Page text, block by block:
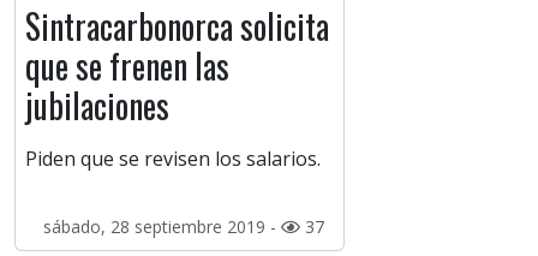
Sintracarbonorca solicita
que se frenen las
jubilaciones
Piden que se revisen los salarios.
sábado, 28 septiembre 2019 - 37